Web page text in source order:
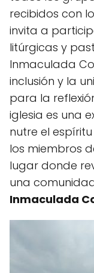
recibidos con
invita a
litúrgicas y
Inmaculada
inclusión y la
para la
iglesia es una
nutre el
los miembros
lugar donde
una
Inmaculada